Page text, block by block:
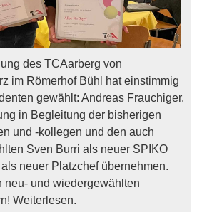
des TCAarberg von
im Römerhof Bühl hat einstimmig
gewählt: Andreas Frauchiger.
in Begleitung der bisherigen
und -kollegen und den auch
Sven Burri als neuer SPIKO
neuer Platzchef übernehmen.
neu- und wiedergewählten
Weiterlesen.